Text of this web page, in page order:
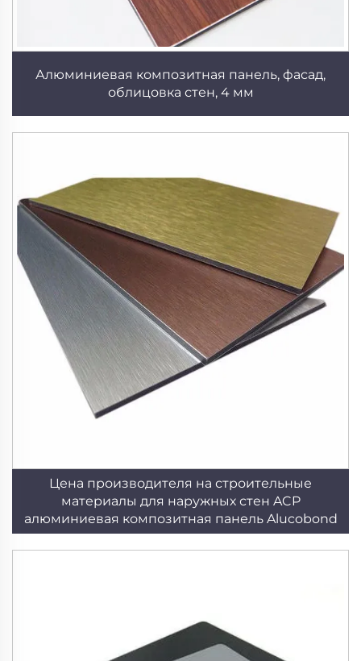
Алюминиевая композитная панель, фасад,
облицовка стен, 4 мм
Цена производителя на строительные
материалы для наружных стен ACP
алюминиевая композитная панель Alucobond